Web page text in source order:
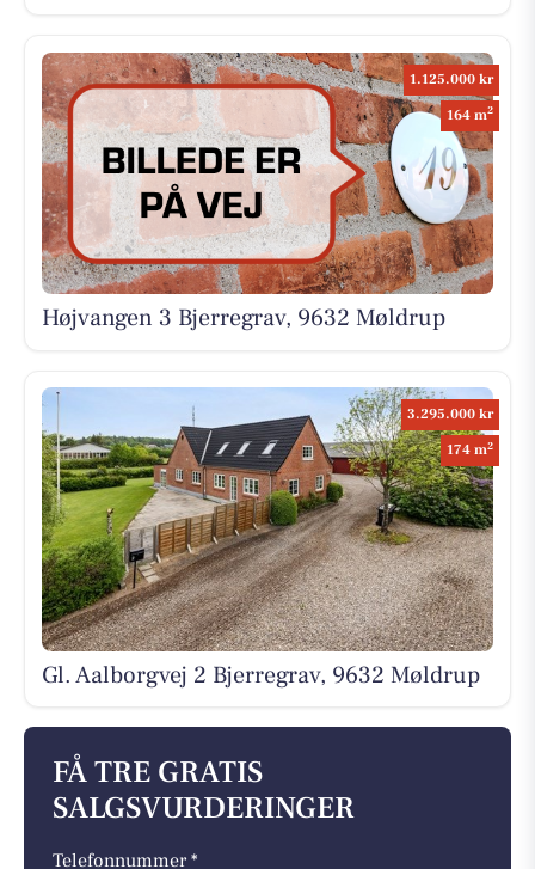
1.125.000 kr
164 m2
Højvangen 3 Bjerregrav, 9632 Møldrup
3.295.000 kr
174 m2
Gl. Aalborgvej 2 Bjerregrav, 9632 Møldrup
FÅ TRE GRATIS
SALGSVURDERINGER
Telefonnummer *